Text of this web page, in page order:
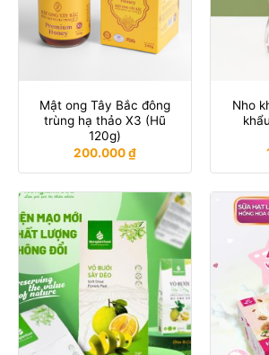
Mật ong Tây Bắc đông
trùng hạ thảo X3 (Hũ
120g)
200.000₫
Nho